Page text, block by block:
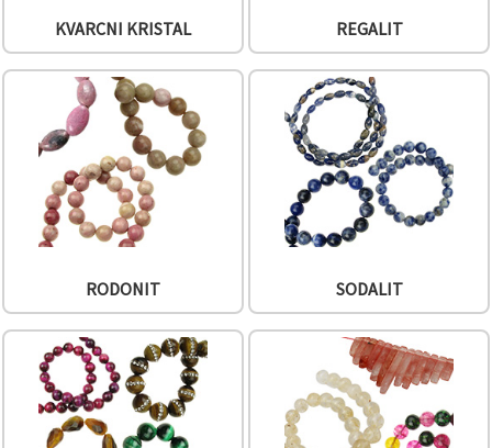
KVARCNI KRISTAL REGALIT
RODONIT SODALIT